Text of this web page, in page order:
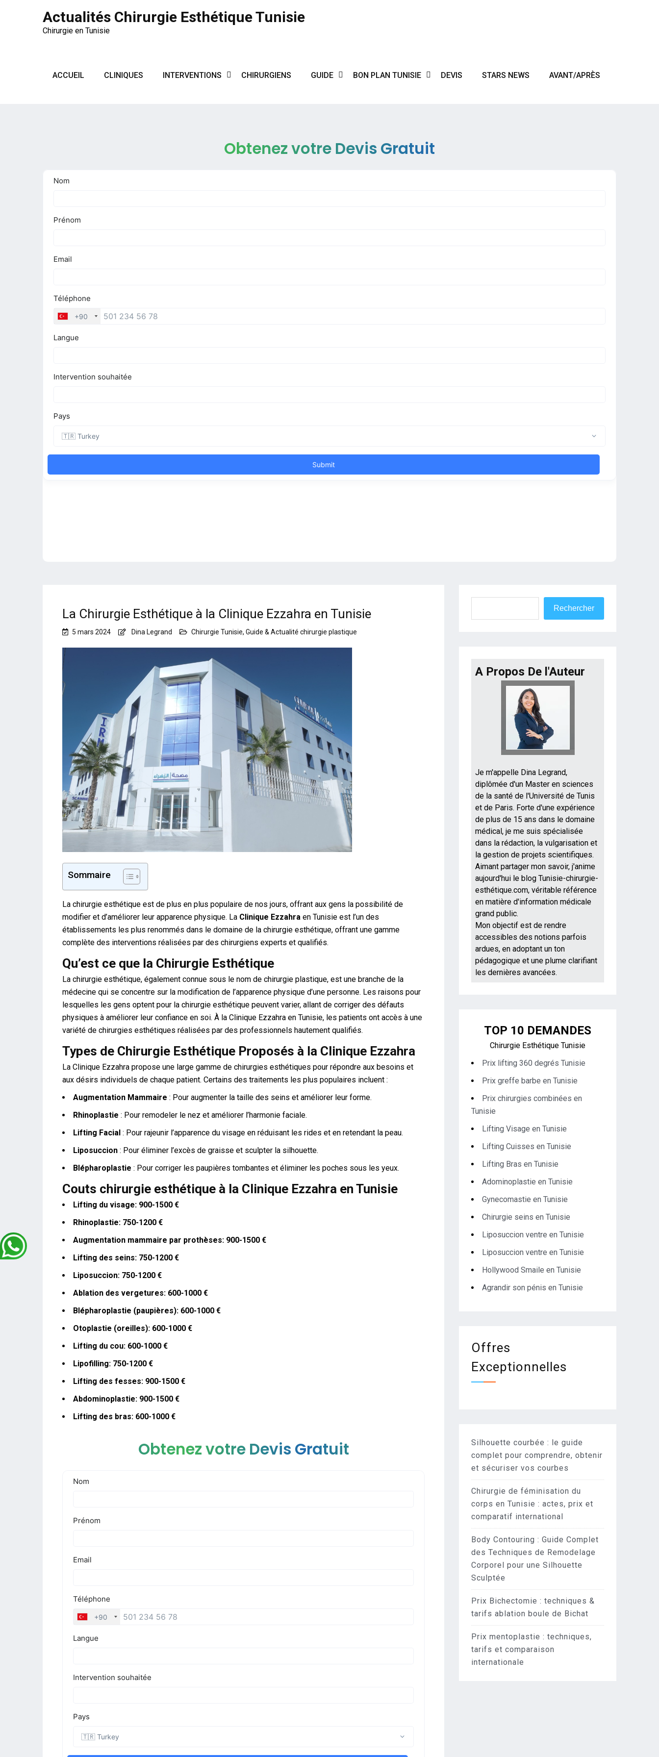
Actualités Chirurgie Esthétique Tunisie
Chirurgie en Tunisie
ACCUEIL CLINIQUES INTERVENTIONS CHIRURGIENS GUIDE BON PLAN TUNISIE DEVIS STARS NEWS AVANT/APRÈS
Obtenez votre Devis Gratuit
La Chirurgie Esthétique à la Clinique Ezzahra en Tunisie
5 mars 2024 Dina Legrand Chirurgie Tunisie, Guide & Actualité chirurgie plastique
Sommaire
La chirurgie esthétique est de plus en plus populaire de nos jours, offrant aux gens la possibilité de
modifier et d’améliorer leur apparence physique. La Clinique Ezzahra en Tunisie est l’un des
établissements les plus renommés dans le domaine de la chirurgie esthétique, offrant une gamme
complète des interventions réalisées par des chirurgiens experts et qualifiés.
Qu’est ce que la Chirurgie Esthétique
La chirurgie esthétique, également connue sous le nom de chirurgie plastique, est une branche de la
médecine qui se concentre sur la modification de l’apparence physique d’une personne. Les raisons pour
lesquelles les gens optent pour la chirurgie esthétique peuvent varier, allant de corriger des défauts
physiques à améliorer leur confiance en soi. À la Clinique Ezzahra en Tunisie, les patients ont accès à une
variété de chirurgies esthétiques réalisées par des professionnels hautement qualifiés.
Types de Chirurgie Esthétique Proposés à la Clinique Ezzahra
La Clinique Ezzahra propose une large gamme de chirurgies esthétiques pour répondre aux besoins et
aux désirs individuels de chaque patient. Certains des traitements les plus populaires incluent :
Augmentation Mammaire : Pour augmenter la taille des seins et améliorer leur forme.
Rhinoplastie : Pour remodeler le nez et améliorer l’harmonie faciale.
Lifting Facial : Pour rajeunir l’apparence du visage en réduisant les rides et en retendant la peau.
Liposuccion : Pour éliminer l’excès de graisse et sculpter la silhouette.
Blépharoplastie : Pour corriger les paupières tombantes et éliminer les poches sous les yeux.
Couts chirurgie esthétique à la Clinique Ezzahra en Tunisie
Lifting du visage: 900-1500 €
Rhinoplastie: 750-1200 €
Augmentation mammaire par prothèses: 900-1500 €
Lifting des seins: 750-1200 €
Liposuccion: 750-1200 €
Ablation des vergetures: 600-1000 €
Blépharoplastie (paupières): 600-1000 €
Otoplastie (oreilles): 600-1000 €
Lifting du cou: 600-1000 €
Lipofilling: 750-1200 €
Lifting des fesses: 900-1500 €
Abdominoplastie: 900-1500 €
Lifting des bras: 600-1000 €
Obtenez votre Devis Gratuit
Rechercher
A Propos De l'Auteur
Je m'appelle Dina Legrand,
diplômée d'un Master en sciences
de la santé de l'Université de Tunis
et de Paris. Forte d'une expérience
de plus de 15 ans dans le domaine
médical, je me suis spécialisée
dans la rédaction, la vulgarisation et
la gestion de projets scientifiques.
Aimant partager mon savoir, j'anime
aujourd'hui le blog Tunisie-chirurgie-
esthétique.com, véritable référence
en matière d'information médicale
grand public.
Mon objectif est de rendre
accessibles des notions parfois
ardues, en adoptant un ton
pédagogique et une plume clarifiant
les dernières avancées.
TOP 10 DEMANDES
Chirurgie Esthétique Tunisie
Prix lifting 360 degrés Tunisie
Prix greffe barbe en Tunisie
Prix chirurgies combinées en
Tunisie
Lifting Visage en Tunisie
Lifting Cuisses en Tunisie
Lifting Bras en Tunisie
Adominoplastie en Tunisie
Gynecomastie en Tunisie
Chirurgie seins en Tunisie
Liposuccion ventre en Tunisie
Liposuccion ventre en Tunisie
Hollywood Smaile en Tunisie
Agrandir son pénis en Tunisie
Offres
Exceptionnelles
Silhouette courbée : le guide
complet pour comprendre, obtenir
et sécuriser vos courbes
Chirurgie de féminisation du
corps en Tunisie : actes, prix et
comparatif international
Body Contouring : Guide Complet
des Techniques de Remodelage
Corporel pour une Silhouette
Sculptée
Prix Bichectomie : techniques &
tarifs ablation boule de Bichat
Prix mentoplastie : techniques,
tarifs et comparaison
internationale